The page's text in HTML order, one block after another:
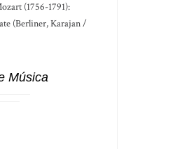
(1756-1791):
(Berliner, Karajan /
Música